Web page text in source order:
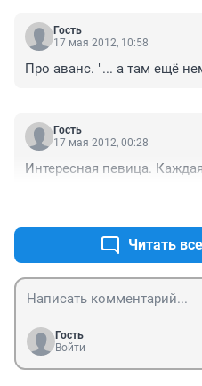
Гость
17 мая 2012, 10:58
Про аванс. "... а там ещё
Гость
17 мая 2012, 00:28
Интересная певица.
Читать
Гость
Войти